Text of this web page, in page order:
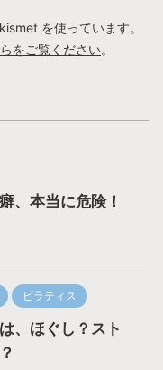
を使っています。
をご覧ください。
、本当に危険！
ピラティス
、ほぐし？スト